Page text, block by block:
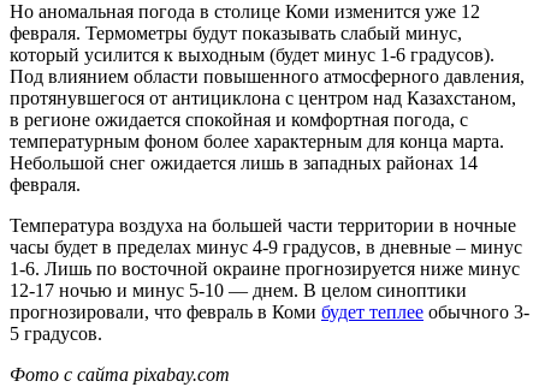
Но аномальная погода в столице Коми изменится уже 12
февраля. Термометры будут показывать слабый минус,
который усилится к выходным (будет минус 1-6 градусов).
Под влиянием области повышенного атмосферного давления,
протянувшегося от антициклона с центром над Казахстаном,
в регионе ожидается спокойная и комфортная погода, с
температурным фоном более характерным для конца марта.
Небольшой снег ожидается лишь в западных районах 14
февраля.
Температура воздуха на большей части территории в ночные
часы будет в пределах минус 4-9 градусов, в дневные – минус
1-6. Лишь по восточной окраине прогнозируется ниже минус
12-17 ночью и минус 5-10 — днем. В целом синоптики
прогнозировали, что февраль в Коми будет теплее обычного 3-
5 градусов.
Фото с сайта pixabay.com